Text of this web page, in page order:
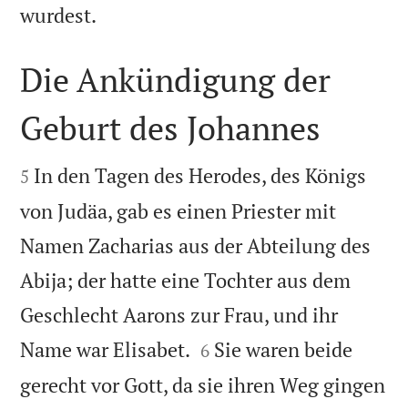
wurdest.

Die Ankündigung der
Geburt des Johannes

5 In den Tagen des Herodes, des Königs
von Judäa, gab es einen Priester mit
Namen Zacharias aus der Abteilung des
Abija; der hatte eine Tochter aus dem
Geschlecht Aarons zur Frau, und ihr
Name war Elisabet. 

6 Sie waren beide
gerecht vor Gott, da sie ihren Weg gingen